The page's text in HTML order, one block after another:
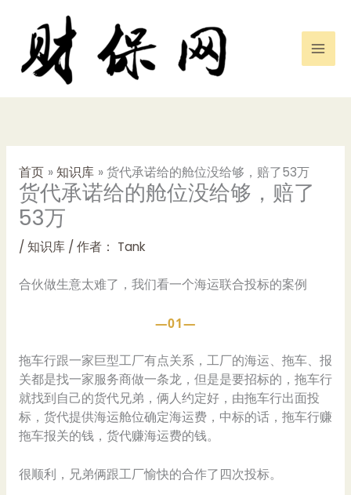
首页 知识库 货代承诺给的舱位没给够，赔了53万
货代承诺给的舱位没给够，赔了
53万
/ 知识库/ 作者： Tank
合伙做生意太难了，我们看一个海运联合投标的案例
—01—
拖车行跟一家巨型工厂有点关系，工厂的海运、拖车、报
关都是找一家服务商做一条龙，但是是要招标的，拖车行
就找到自己的货代兄弟，俩人约定好，由拖车行出面投
标，货代提供海运舱位确定海运费，中标的话，拖车行赚
拖车报关的钱，货代赚海运费的钱。
很顺利，兄弟俩跟工厂愉快的合作了四次投标。